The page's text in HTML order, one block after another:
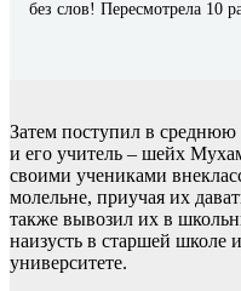
без слов! Пересмотрела 10
Затем поступил в
и его учитель – шейх
своими учениками
молельне, приучая их
также вывозил их в
наизусть в старшей школе
университете.